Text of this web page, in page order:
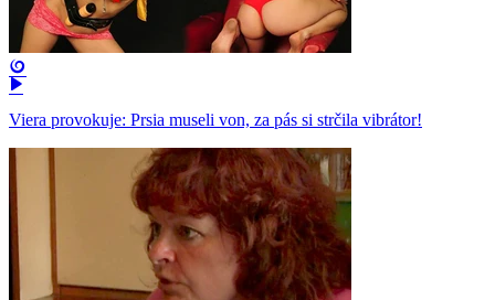
Viera provokuje: Prsia museli von, za pás si strčila vibrátor!